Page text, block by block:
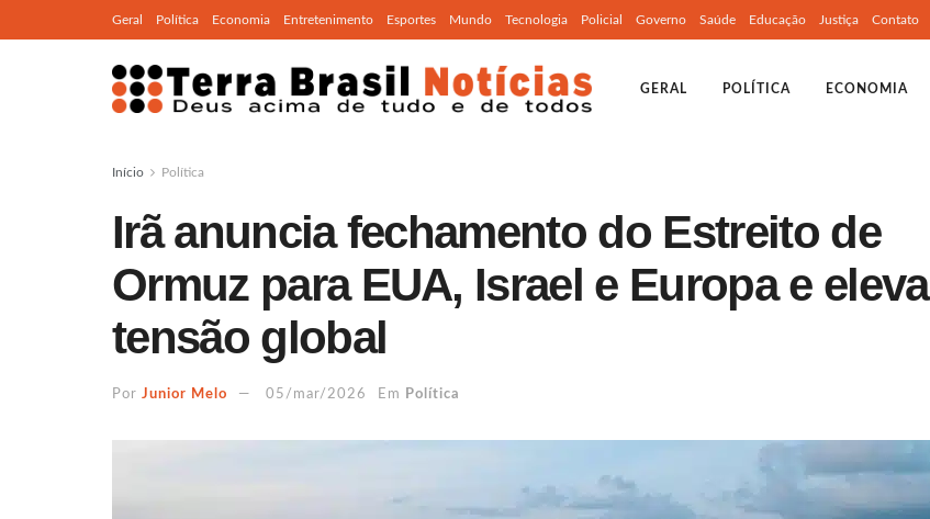
Geral Política Economia Entretenimento Esportes Mundo Tecnologia Policial Governo Saúde Educação Justiça Contato
GERAL POLÍTICA ECONOMIA
Início Política
Irã anuncia fechamento do Estreito de
Ormuz para EUA, Israel e Europa e eleva
tensão global
Por Junior Melo 05/mar/2026 Em Política